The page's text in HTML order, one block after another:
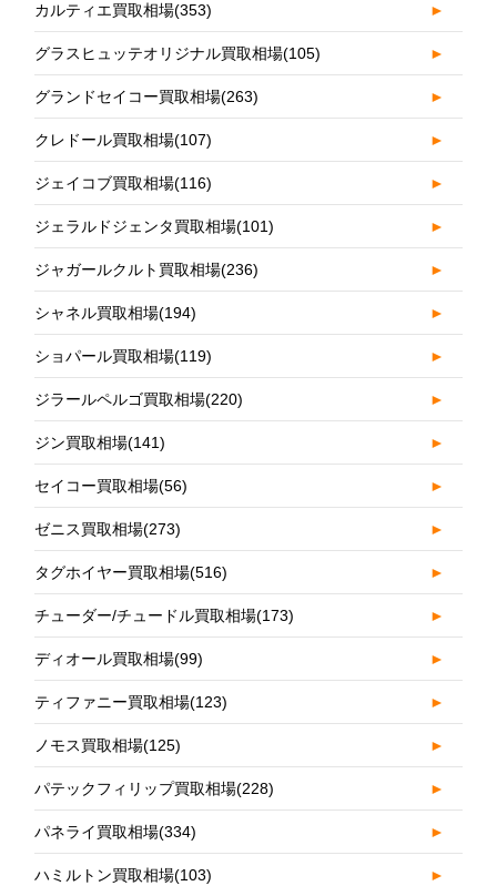
カルティエ買取相場(353) ►
グラスヒュッテオリジナル買取相場(105) ►
グランドセイコー買取相場(263) ►
クレドール買取相場(107) ►
ジェイコブ買取相場(116) ►
ジェラルドジェンタ買取相場(101) ►
ジャガールクルト買取相場(236) ►
シャネル買取相場(194) ►
ショパール買取相場(119) ►
ジラールペルゴ買取相場(220) ►
ジン買取相場(141) ►
セイコー買取相場(56) ►
ゼニス買取相場(273) ►
タグホイヤー買取相場(516) ►
チューダー/チュードル買取相場(173) ►
ディオール買取相場(99) ►
ティファニー買取相場(123) ►
ノモス買取相場(125) ►
パテックフィリップ買取相場(228) ►
パネライ買取相場(334) ►
ハミルトン買取相場(103) ►